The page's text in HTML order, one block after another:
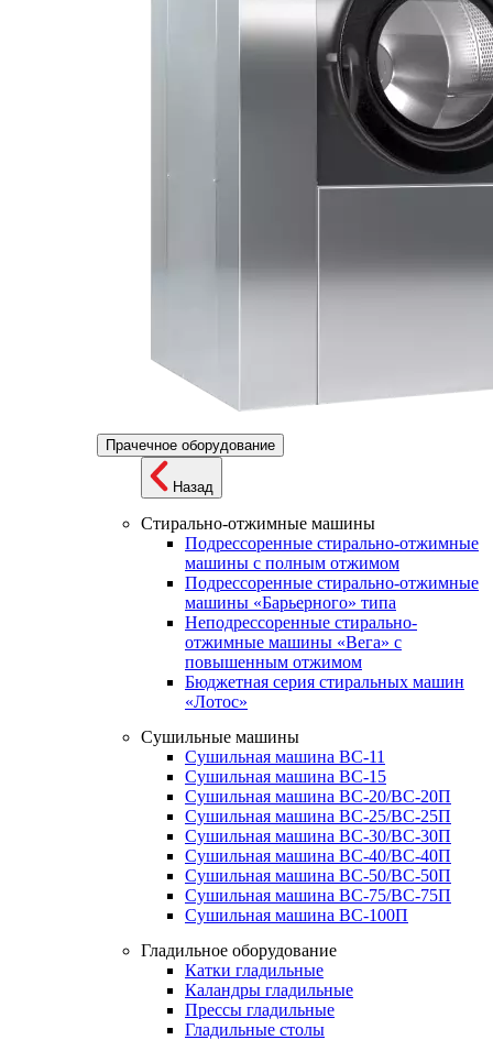
Прачечное оборудование
Назад
Стирально-отжимные машины
Подрессоренные стирально-отжимные
машины с полным отжимом
Подрессоренные стирально-отжимные
машины «Барьерного» типа
Неподрессоренные стирально-
отжимные машины «Вега» с
повышенным отжимом
Бюджетная серия стиральных машин
«Лотос»
Сушильные машины
Сушильная машина ВС-11
Сушильная машина ВС-15
Сушильная машина ВС-20/ВС-20П
Сушильная машина ВС-25/ВС-25П
Сушильная машина ВС-30/ВС-30П
Сушильная машина ВС-40/ВС-40П
Сушильная машина ВС-50/ВС-50П
Сушильная машина ВС-75/ВС-75П
Сушильная машина ВС-100П
Гладильное оборудование
Катки гладильные
Каландры гладильные
Прессы гладильные
Гладильные столы